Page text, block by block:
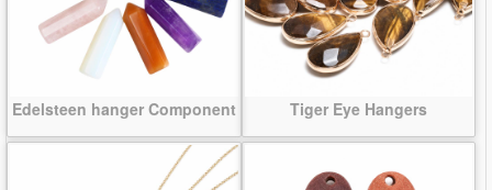
Edelsteen hanger Component Tiger Eye Hangers